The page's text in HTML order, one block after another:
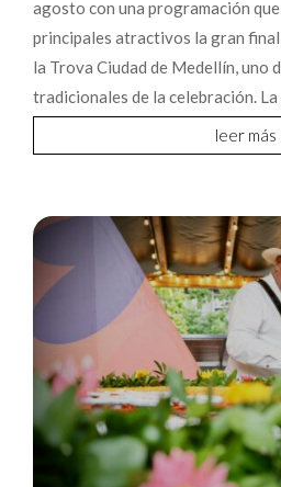
agosto con una programación
principales atractivos la gran
la Trova Ciudad de Medellín, uno
tradicionales de la celebración. La
leer más